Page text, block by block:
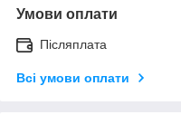
Умови оплати
Післяплата
Всі умови оплати